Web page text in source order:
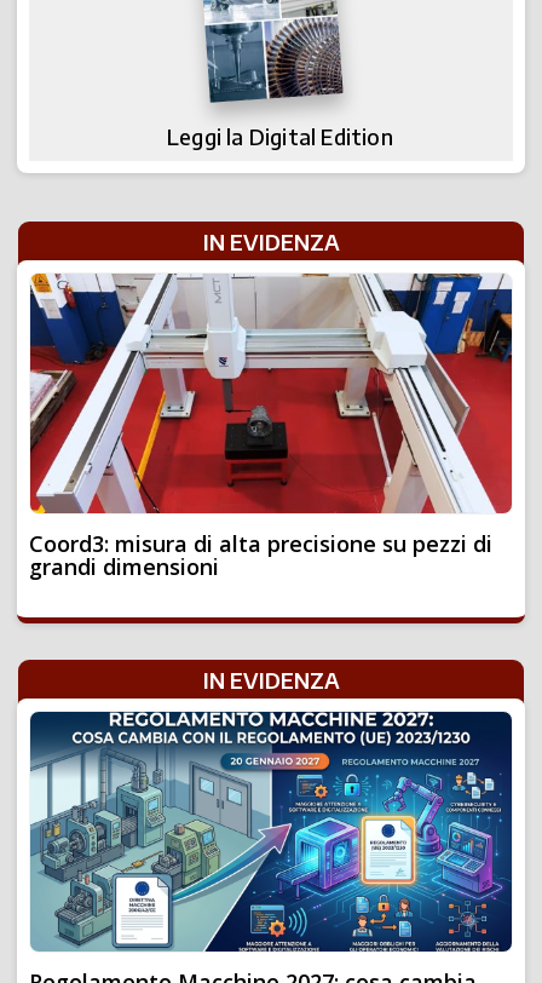
Leggi la Digital Edition
IN EVIDENZA
Coord3: misura di alta precisione su pezzi di
grandi dimensioni
IN EVIDENZA